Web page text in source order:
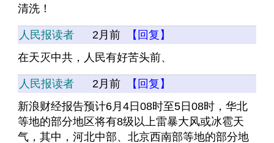
清洗！
人民报读者 2月前
【回复】
在天灭中共，人民有好苦头前、
人民报读者 2月前
【回复】
新浪财经报告预计6月4日08时至5日08时，华北
等地的部分地区将有8级以上雷暴大风或冰雹天
气，其中，河北中部、北京西南部等地的部分地